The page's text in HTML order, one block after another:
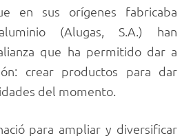
en sus orígenes fabricaba
(Alugas, S.A.) han
que ha permitido dar a
crear productos para dar
del momento.
para ampliar y diversificar